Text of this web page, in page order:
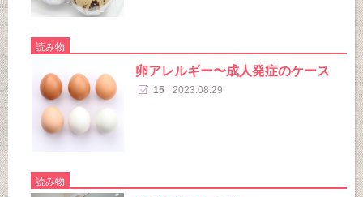
読み物
卵アレルギー〜成人発症のケース
15 2023.08.29
読み物